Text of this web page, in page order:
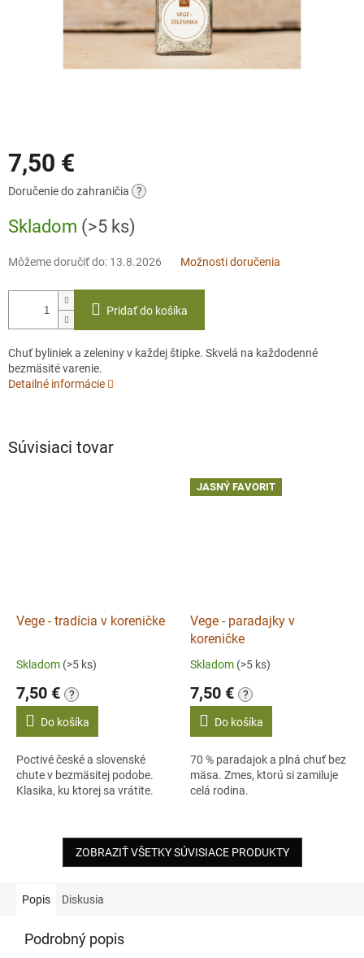
7,50 €
Jednotková
Doručenie do zahraničia ?
Skladom (>5 ks)
Môžeme doručiť do: 13.8.2026 Možnosti doručenia
Pridať do košíka
Chuť byliniek a zeleniny v každej štipke. Skvelá na každodenné
bezmäsité varenie.
Detailné informácie
Súvisiaci tovar
Vege - tradícia v koreničke
Skladom (>5 ks)
7,50 € ?
Do košíka
Poctivé české a slovenské
chute v bezmäsitej podobe.
Klasika, ku ktorej sa vrátite.
JASNÝ FAVORIT
Vege - paradajky v
koreničke
Skladom (>5 ks)
7,50 € ?
Do košíka
70 % paradajok a plná chuť bez
mäsa. Zmes, ktorú si zamiluje
celá rodina.
ZOBRAZIŤ VŠETKY SÚVISIACE PRODUKTY
Popis Diskusia
Podrobný popis